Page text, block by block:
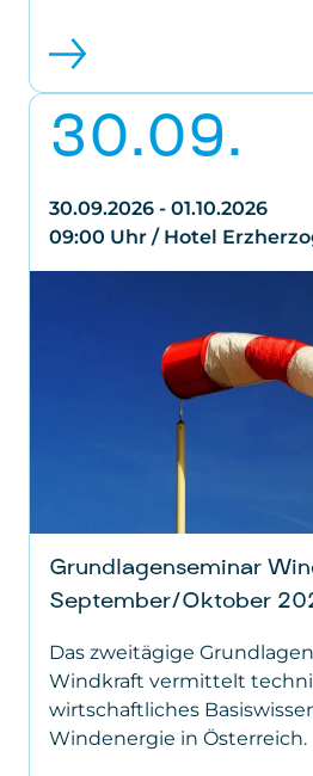
30.09.
30.09.2026 - 01.10.2026
09:00 Uhr / Hotel
Grundlagenseminar
September/Oktober
Das zweitägige
Windkraft vermittelt
wirtschaftliches
Windenergie in Österreich.